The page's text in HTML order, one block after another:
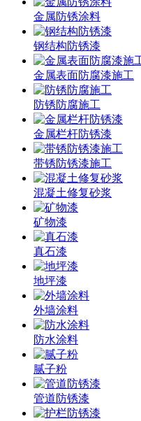
金属防锈涂料
钢结构防锈漆
金属表面防腐漆施工
防锈防腐施工
金属栏杆防锈漆
带锈防锈漆施工
混凝土修复砂浆
矿物漆
真石漆
地坪漆
外墙涂料
防水涂料
腻子粉
管道防锈漆